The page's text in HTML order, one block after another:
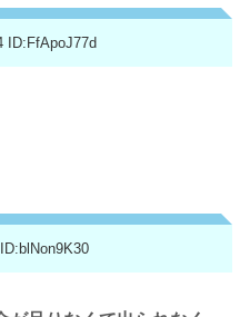
ID:FfApoJ77d
ID:blNon9K30